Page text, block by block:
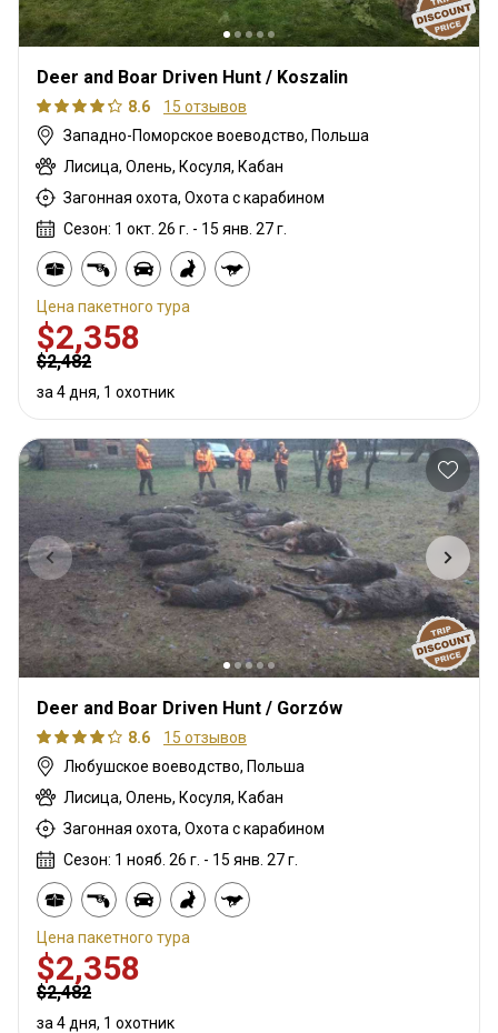
Deer and Boar Driven Hunt / Koszalin
8.6
15 отзывов
Западно-Поморское воеводство, Польша
Лисица, Олень, Косуля, Кабан
Загонная охота, Охота с карабином
Сезон: 1 окт. 26 г. - 15 янв. 27 г.
Цена пакетного тура
$2,358
$2,482
за 4 дня, 1 охотник
Deer and Boar Driven Hunt / Gorzów
8.6
15 отзывов
Любушское воеводство, Польша
Лисица, Олень, Косуля, Кабан
Загонная охота, Охота с карабином
Сезон: 1 нояб. 26 г. - 15 янв. 27 г.
Цена пакетного тура
$2,358
$2,482
за 4 дня, 1 охотник